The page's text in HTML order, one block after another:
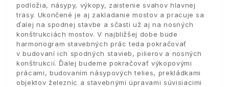
podložia, násypy, výkopy, zaistenie svahov hlavnej
trasy. Ukončené je aj zakladanie mostov a pracuje sa
ďalej na spodnej stavbe a sčasti už aj na nosných
konštrukciách mostov. V najbližšej dobe bude
harmonogram stavebných prác teda pokračovať
v budovaní ich spodných stavieb, pilierov a nosných
konštrukcií. Ďalej budeme pokračovať výkopovými
prácami, budovaním násypových telies, prekládkami
objektov železníc a stavebnými úpravami súvisiacimi